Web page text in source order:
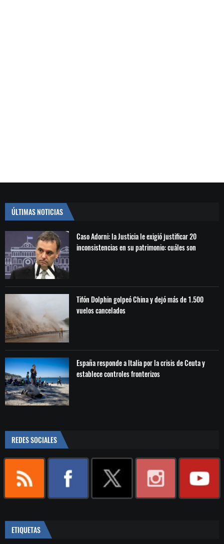
ÚLTIMAS NOTICIAS
Caso Adorni: la Justicia le exigió justificar 20
inconsistencias en su patrimonio: cuáles son
Tifón Dolphin golpeó China y dejó más de 1.500
vuelos cancelados
España responde a Italia por la crisis de Ceuta y
establece controles fronterizos
REDES SOCIALES
ETIQUETAS